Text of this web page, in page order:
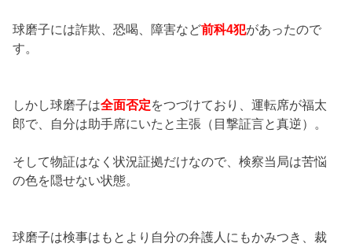
球磨子には詐欺、恐喝、障害など前科4犯があったので
す。
しかし球磨子は全面否定をつづけており、運転席が福太
郎で、自分は助手席にいたと主張（目撃証言と真逆）。
そして物証はなく状況証拠だけなので、検察当局は苦悩
の色を隠せない状態。
球磨子は検事はもとより自分の弁護人にもかみつき、裁